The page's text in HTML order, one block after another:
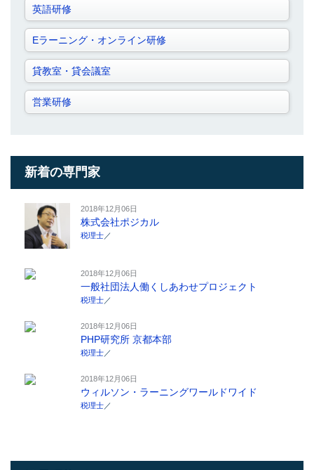
英語研修
Eラーニング・オンライン研修
貸教室・貸会議室
営業研修
新着の専門家
2018年12月06日
株式会社ポジカル
税理士 ／
2018年12月06日
一般社団法人働くしあわせプロジェクト
税理士 ／
2018年12月06日
PHP研究所 京都本部
税理士 ／
2018年12月06日
ウィルソン・ラーニングワールドワイド
税理士 ／